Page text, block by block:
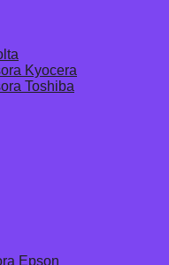
Kyocera
Toshiba
Epson